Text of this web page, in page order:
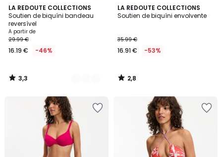
LA REDOUTE COLLECTIONS
Soutien de biquíni bandeau
reversível
A partir de
29.99 €
16.19 € -46%
3,3
/ 5
2
Cores
3,3
/
LA REDOUTE COLLECTIONS
Soutien de biquíni envolvente
35.99 €
16.91 € -53%
2,8
/ 5
2,8
/